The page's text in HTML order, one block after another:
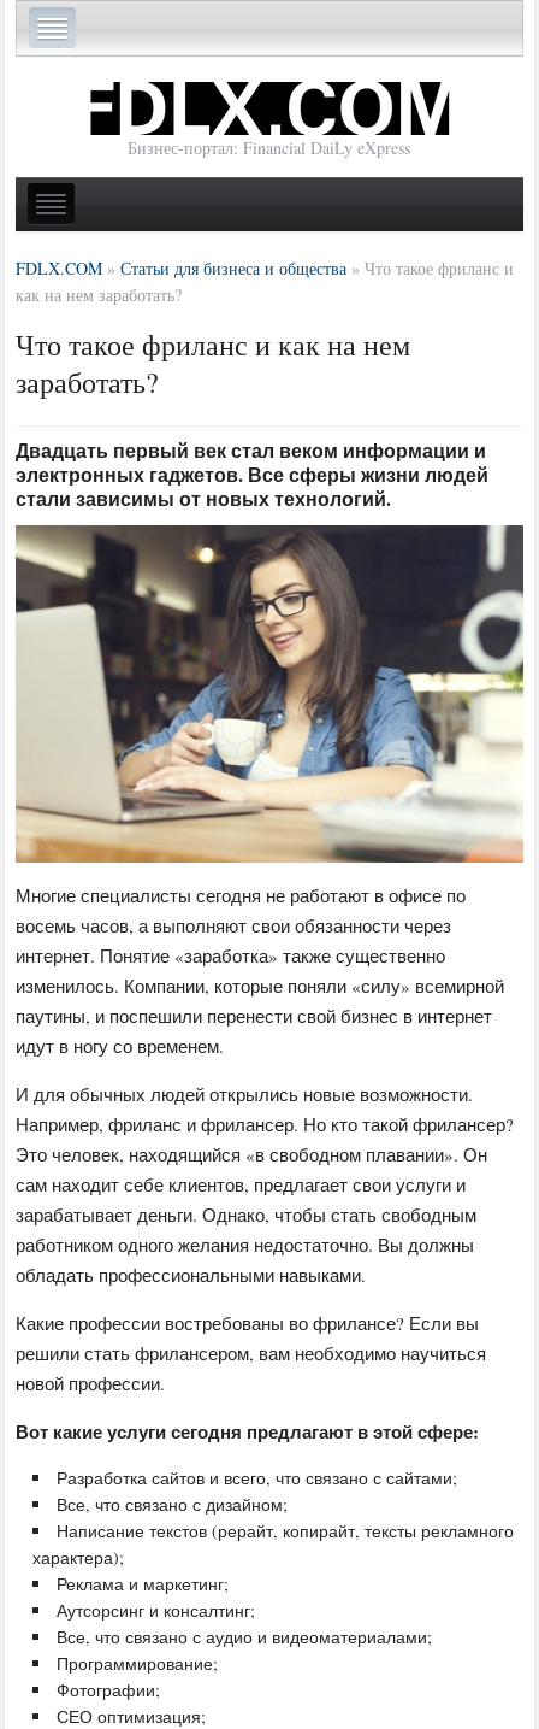
Бизнес-портал: Financial DaiLy eXpress
FDLX.COM »Статьи для бизнеса и общества »Что такое фриланс и
как на нем заработать?
Что такое фриланс и как на нем
заработать?
Двадцать первый век стал веком информации и
электронных гаджетов. Все сферы жизни людей
стали зависимы от новых технологий.
Многие специалисты сегодня не работают в офисе по
восемь часов, а выполняют свои обязанности через
интернет. Понятие «заработка» также существенно
изменилось. Компании, которые поняли «силу» всемирной
паутины, и поспешили перенести свой бизнес в интернет
идут в ногу со временем.
И для обычных людей открылись новые возможности.
Например, фриланс и фрилансер. Но кто такой фрилансер?
Это человек, находящийся «в свободном плавании». Он
сам находит себе клиентов, предлагает свои услуги и
зарабатывает деньги. Однако, чтобы стать свободным
работником одного желания недостаточно. Вы должны
обладать профессиональными навыками.
Какие профессии востребованы во фрилансе? Если вы
решили стать фрилансером, вам необходимо научиться
новой профессии.
Вот какие услуги сегодня предлагают в этой сфере:
Разработка сайтов и всего, что связано с сайтами;
Все, что связано с дизайном;
Написание текстов (рерайт, копирайт, тексты рекламного
характера);
Реклама и маркетинг;
Аутсорсинг и консалтинг;
Все, что связано с аудио и видеоматериалами;
Программирование;
Фотографии;
СЕО оптимизация;